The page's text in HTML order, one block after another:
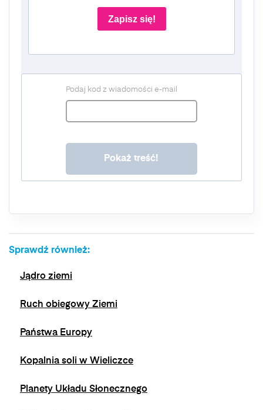
"Administrator") newslettera, czyli informacji o
tematyce związanej z edukacją i szkolnictwem
oraz ofert handlowych lub/ i reklamowych za
telefonicznej. Podanie danych jest dobrowolne,
danych to wyrażenie zgody, zgodnie z art. 6
ust. 1 lit. a. RODO. Twoje dane będą
sprostowania, usunięcia, ograniczenia
przetwarzania, prawo do przenoszenia danych,
bez wpływu na zgodność z prawem
jest możliwe poprzez kontakt z Administratorem
naciśniecie przycisku "wypisz się" znajdującego
Zapisz się!
Podaj kod z wiadomości e-mail
Sprawdź również:
Jądro ziemi
Ruch obiegowy Ziemi
Państwa Europy
Kopalnia soli w Wieliczce
Planety Układu Słonecznego